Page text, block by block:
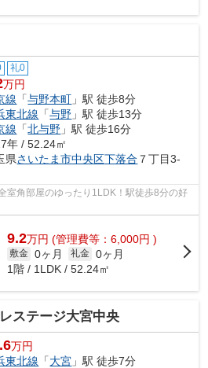
礼0
万円
線 「与野本町 」駅 徒歩8分
東北線 「与野 」駅 徒歩13分
線 「北与野 」駅 徒歩16分
年 / 52.24㎡
県さいたま市中央区下落合 ７丁目3-
室角部屋のゆったり1LDK！駅徒歩8分の好
9.2万円 (管理費等：6,000円 )
敷金 0ヶ月 礼金 0ヶ月
1階 / 1LDK / 52.24㎡
ステージ大宮中央
万円
東北線 「大宮 」駅 徒歩7分